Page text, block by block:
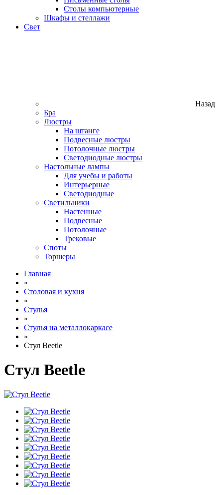
Столы компьютерные
Шкафы и стеллажи
Свет
Назад
Бра
Люстры
На штанге
Подвесные люстры
Потолочные люстры
Светодиодные люстры
Настольные лампы
Для учебы и работы
Интерьерные
Светодиодные
Светильники
Настенные
Подвесные
Потолочные
Трековые
Споты
Торшеры
Главная
»
Столовая и кухня
»
Стулья
»
Стулья на металлокаркасе
»
Стул Beetle
Стул Beetle